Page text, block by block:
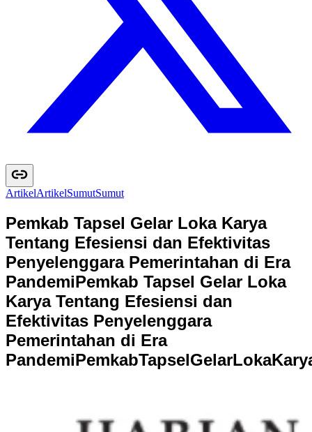
ArtikelArtikelSumutSumut
Pemkab Tapsel Gelar Loka Karya
Tentang Efesiensi dan Efektivitas
Penyelenggara Pemerintahan di Era
PandemiPemkab Tapsel Gelar Loka
Karya Tentang Efesiensi dan
Efektivitas Penyelenggara
Pemerintahan di Era
PandemiPemkabTapselGelarLokaKary